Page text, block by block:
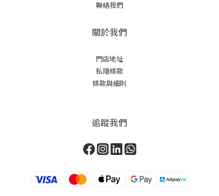
聯絡我們
關於我們
門店地址
私隱條款
條款與細則
追蹤我們